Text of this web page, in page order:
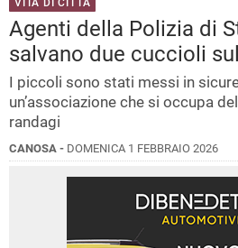
VITA DI CITTÀ
Agenti della Polizia di
salvano due cuccioli
I piccoli sono stati messi in
un’associazione che si occupa
randagi
CANOSA - DOMENICA 1 FEBBRAIO 2026